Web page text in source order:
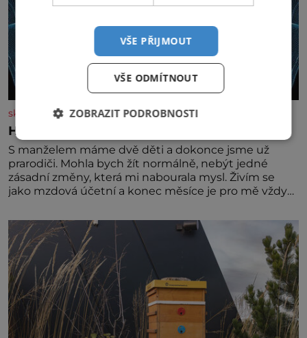
skutecnepribehy.cz
Hlas mě varuje před nebezpečím
S manželem máme dvě děti a dokonce jsme už
prarodiči. Mohla bych žít normálně, nebýt jedné
zásadní změny, která mi nabourala mysl. Živím se
jako mzdová účetní a konec měsíce je pro mě vždy
máme vnoučata, mi dcera čím dál častěji volá o
pomoc, co se hlídání týče. Dalo by se
VŠE PŘIJMOUT
VŠE ODMÍTNOUT
ZOBRAZIT PODROBNOSTI